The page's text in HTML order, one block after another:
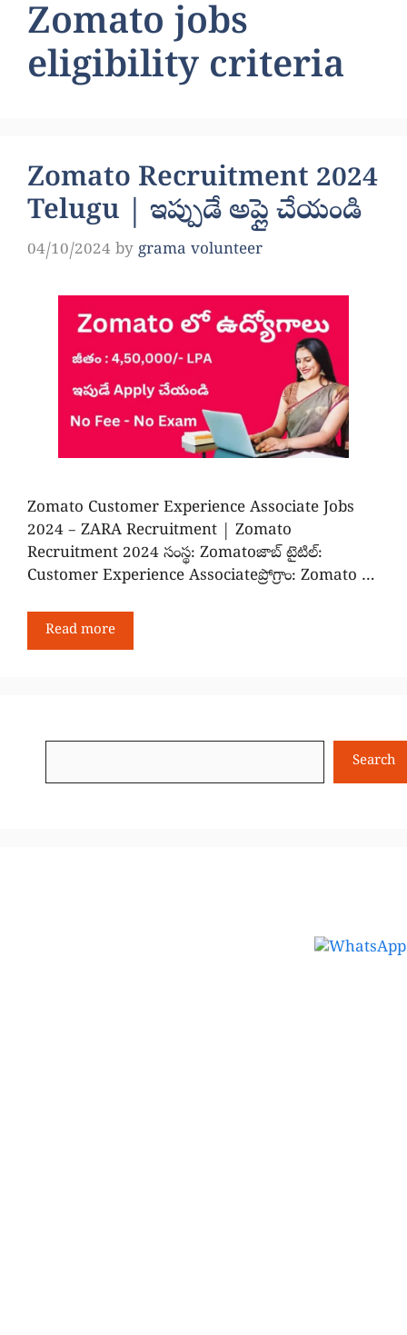
Zomato jobs
eligibility criteria
Zomato Recruitment 2024
Telugu | ఇప్పుడే అప్లై చేయండి
04/10/2024 by grama volunteer
Zomato Customer Experience Associate Jobs
2024 – ZARA Recruitment | Zomato
Recruitment 2024 సంస్థ: Zomatoజాబ్ టైటిల్:
Customer Experience Associateప్రోగ్రాం: Zomato …
Read more
Search